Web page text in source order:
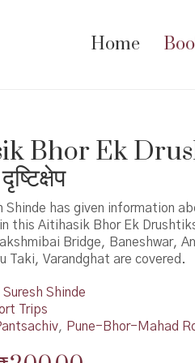
Home
Bhor Ek
Shinde has given information
this Aitihasik Bhor Ek
Bridge, Baneshwar,
Taki, Varandghat are covered.
Suresh Shinde
Trips
, Pune-Bhor-Mahad